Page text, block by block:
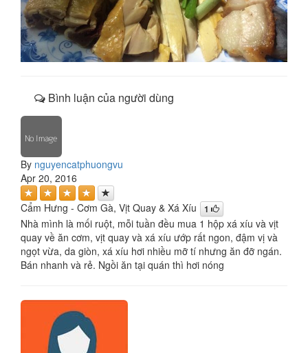
Bình luận của người dùng
By nguyencatphuongvu
Apr 20, 2016
Cẩm Hưng - Cơm Gà, Vịt Quay & Xá Xíu 1
Nhà mình là mối ruột, mỗi tuần đều mua 1 hộp xá xíu và vịt
quay về ăn cơm, vịt quay và xá xíu ướp rất ngon, đậm vị và
ngọt vừa, da giòn, xá xíu hơi nhiều mỡ tí nhưng ăn đỡ ngán.
Bán nhanh và rẻ. Ngồi ăn tại quán thì hơi nóng